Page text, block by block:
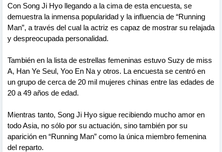
Con Song Ji Hyo llegando a la cima de esta encuesta, se
demuestra la inmensa popularidad y la influencia de “Running
Man”, a través del cual la actriz es capaz de mostrar su relajada
y despreocupada personalidad.
También en la lista de estrellas femeninas estuvo Suzy de miss
A, Han Ye Seul, Yoo En Na y otros. La encuesta se centró en
un grupo de cerca de 20 mil mujeres chinas entre las edades de
20 a 49 años de edad.
Mientras tanto, Song Ji Hyo sigue recibiendo mucho amor en
todo Asia, no sólo por su actuación, sino también por su
aparición en “Running Man” como la única miembro femenina
del reparto.